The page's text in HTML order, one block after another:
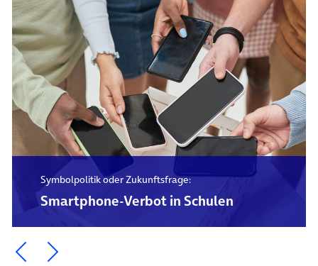
Symbolpolitik oder Zukunftsfrage:
Smartphone-Verbot in Schulen
Ein Element zurück blättern
Ein Element weiter blättern